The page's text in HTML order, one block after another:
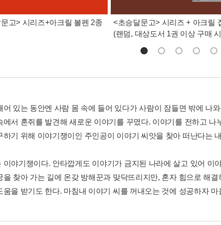
고> 시리즈+아크릴 볼펜 2종
<초승달문고> 시리즈 + 아크릴
(랜덤, 대상도서 1권 이상 구매
어 있는 동안엔 사람 몸 속에 들어 있다가 사람이 잠들면 밖에 나
에서 혼쥐를 발견해 새로운 이야기를 꾸몄다. 이야기를 전하고
하기 위해 이야기쟁이인 주인공이 이야기 씨앗을 찾아 떠난다는
이야기쟁이다. 안타깝게도 이야기가 금지된 나라에 살고 있어 이
을 찾아 가는 길에 온갖 방해꾼과 맞닥뜨리지만, 혼자 힘으로 해
움을 받기도 한다. 마침내 이야기 씨를 꺼내오는 것에 성공하자